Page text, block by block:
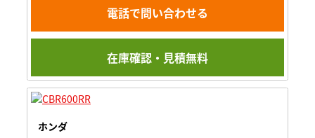
電話で問い合わせる
在庫確認・見積無料
ホンダ